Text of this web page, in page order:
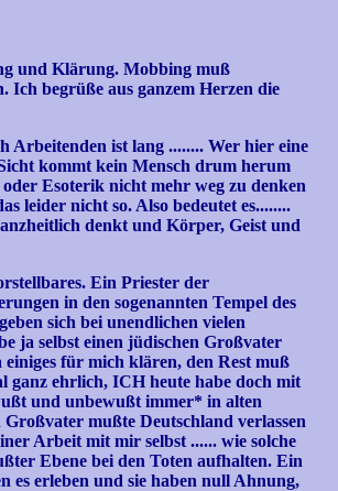
und Klärung. Mobbing muß
begrüße aus ganzem Herzen die
ist lang ........ Wer hier eine
kommt kein Mensch drum herum
Esoterik nicht mehr weg zu denken
leider nicht so. Also bedeutet es........
denkt und Körper, Geist und
Ein Priester der
in den sogenannten Tempel des
sich bei unendlichen vielen
ja selbst einen jüdischen Großvater
für mich klären, den Rest muß
ganz ehrlich, ICH heute habe doch mit
und unbewußt immer* in alten
mußte Deutschland verlassen
Arbeit mit mir selbst ...... wie solche
Ebene bei den Toten aufhalten. Ein
es erleben und sie haben null Ahnung,